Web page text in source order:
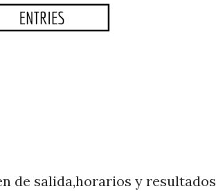
de salida,horarios y resultados